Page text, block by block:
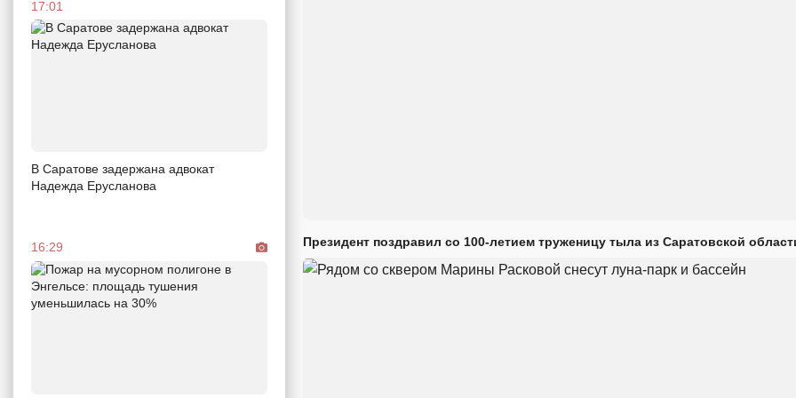
17:01
В Саратове задержана адвокат
Надежда Ерусланова
16:29 Президент поздравил со 100-летием труженицу тыла из Саратовской